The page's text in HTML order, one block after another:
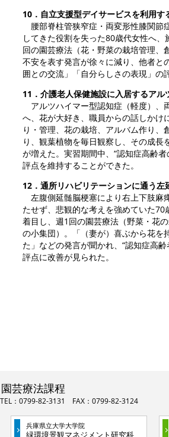
10．自立支援型デイサービスを利用
腰部脊柱管狭窄症・両変形性膝関節
してきた役割を失った80歳代女性へ
回の園芸療法（花・野菜の栽培管理、
不安を表す発言が徐々に減り、他者と
囲との交流」「自分らしさの表現」の
11．介護老人保健施設に入居するア
アルツハイマー型認知症（軽度）、
へ、花が大好き、職員からの話しかけ
り・管理、花の栽培、アルバム作り
り、観葉植物を毎日観察し、その成
が増えた。実習期間中、“認知症高齢
評点を維持することができた。
12．通所リハビリテーションに通う
左腹側延髄脳梗塞により右上下肢麻
たせず、悲観的な考えを強めていた
着目し、週1回の園芸療法（野菜・花
の小集団）。「（妻が）喜ぶから花を
た」などの発言が聞かれ、“認知症高
評点に改善が見られた。
芸療法課程
TEL：0799-82-3131 FAX：0799-82-3124
兵庫県立大学大学院
緑環境景観マネジメント研究科